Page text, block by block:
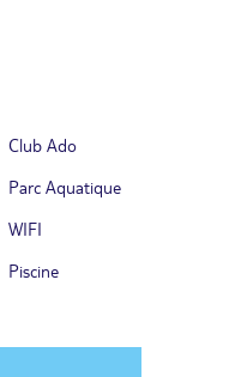
Club Ado
Parc Aquatique
WIFI
Piscine